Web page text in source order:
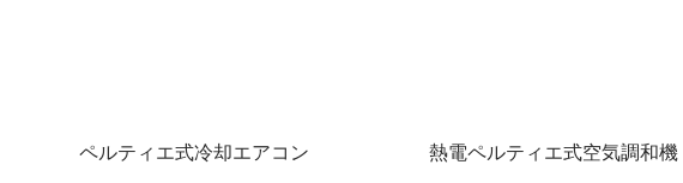
ペルティエ式冷却エアコン 熱電ペルティエ式空気調和機